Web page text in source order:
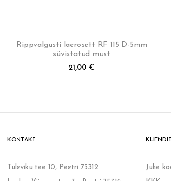
Rippvalgusti laerosett RF 115 D-5mm
süvistatud must
21,00 €
KONTAKT
Tuleviku tee 10, Peetri 75312
Juhe